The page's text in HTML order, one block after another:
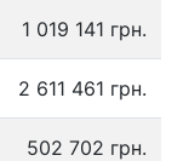
1 019 141 грн.
2 611 461 грн.
502 702 грн.